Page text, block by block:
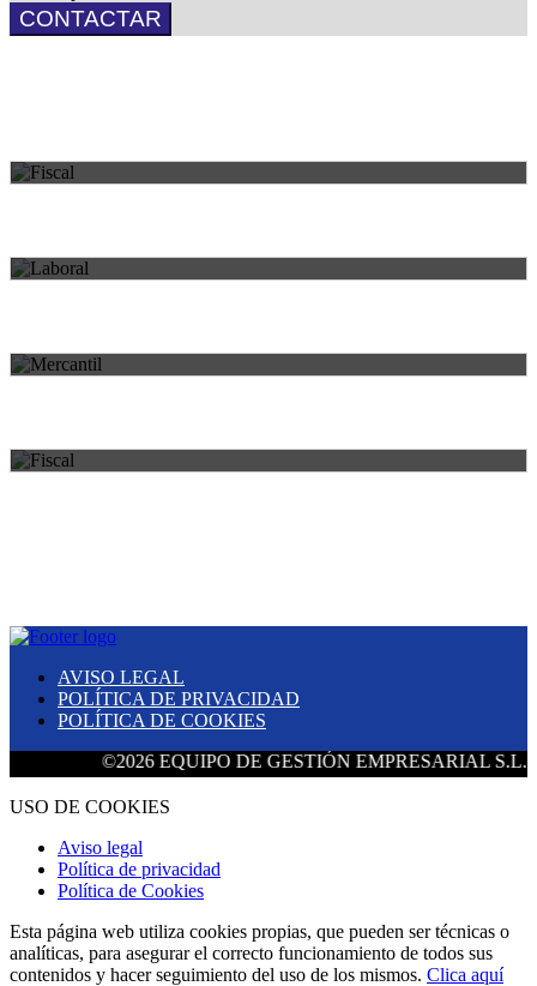
CONTACTAR
Áreas de práctica
AVISO LEGAL
POLÍTICA DE PRIVACIDAD
POLÍTICA DE COOKIES
©2026 EQUIPO DE GESTIÓN EMPRESARIAL S.L.
USO DE COOKIES
Aviso legal
Política de privacidad
Política de Cookies
Esta página web utiliza cookies propias, que pueden ser técnicas o
analíticas, para asegurar el correcto funcionamiento de todos sus
contenidos y hacer seguimiento del uso de los mismos. Clica aquí